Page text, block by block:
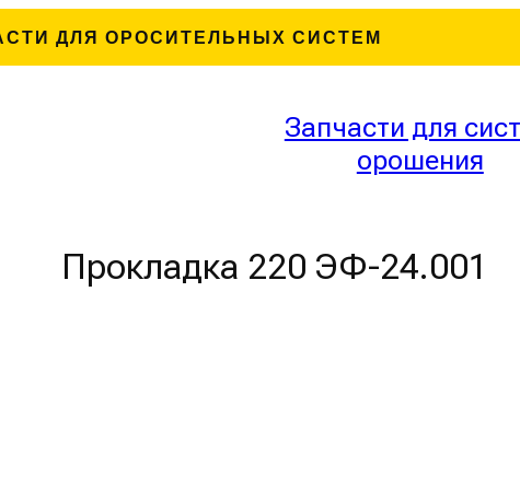
ДЛЯ ОРОСИТЕЛЬНЫХ СИСТЕМ
Запчасти для
орошения
Прокладка 220 ЭФ-24.001